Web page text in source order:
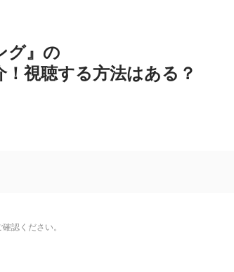
グ』の
視聴する方法はある？
認ください。